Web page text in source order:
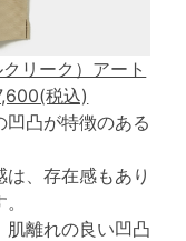
リーク）アート
税込)
凸が特徴のある
、存在感もあり
肌離れの良い凹凸